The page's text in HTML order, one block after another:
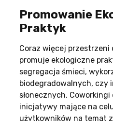
Promowanie
Praktyk
Coraz więcej przestrzeni
promuje ekologiczne
segregacja śmieci,
biodegradowalnych, czy
słonecznych.
inicjatywy mające na
użytkowników na temat